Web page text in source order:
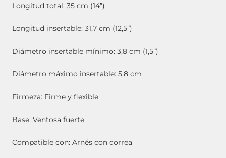
Longitud total: 35 cm (14”)
Longitud insertable: 31,7 cm (12,5”)
Diámetro insertable mínimo: 3,8 cm (1,5”)
Diámetro máximo insertable: 5,8 cm
Firmeza: Firme y flexible
Base: Ventosa fuerte
Compatible con: Arnés con correa